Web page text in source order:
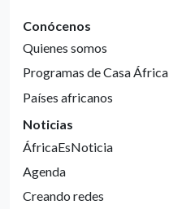
Conócenos
Quienes somos
Programas de Casa África
Países africanos
Noticias
ÁfricaEsNoticia
Agenda
Creando redes